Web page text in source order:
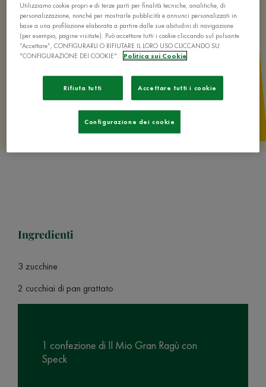
Ingredienti
3 zucchine
2 cucchiai di pan grattato
1 confezione di Il Mio Gran Ragù con
Speck
Utilizziamo cookie propri e di terze parti per finalità tecniche, analitiche, di
personalizzazione, nonché per mostrarle pubblicità e annunci personalizzati in
base a una profilazione elaborata a partire dalle sue abitudini di navigazione
(per esempio, pagine visitate). Può accettare tutti i cookie cliccando sul pulsante
“Accettare”, CONFIGURARLI O RIFIUTARE IL LORO USO CLICCANDO SU
"CONFIGURAZIONE DEI COOKIE".
Politica sui Cookie
Rifiuta tutti Accettare tutti i cookie
Configurazione dei cookie